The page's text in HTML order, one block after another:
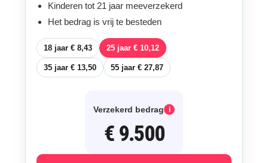
Kinderen tot 21 jaar meeverzekerd
Het bedrag is vrij te besteden
18 jaar € 8,43 25 jaar € 10,12
35 jaar € 13,50 55 jaar € 27,87
Verzekerd bedrag i
€ 9.500